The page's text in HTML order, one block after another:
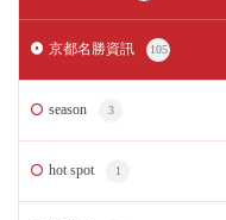
京都名勝資訊 105
season 3
hot spot 1